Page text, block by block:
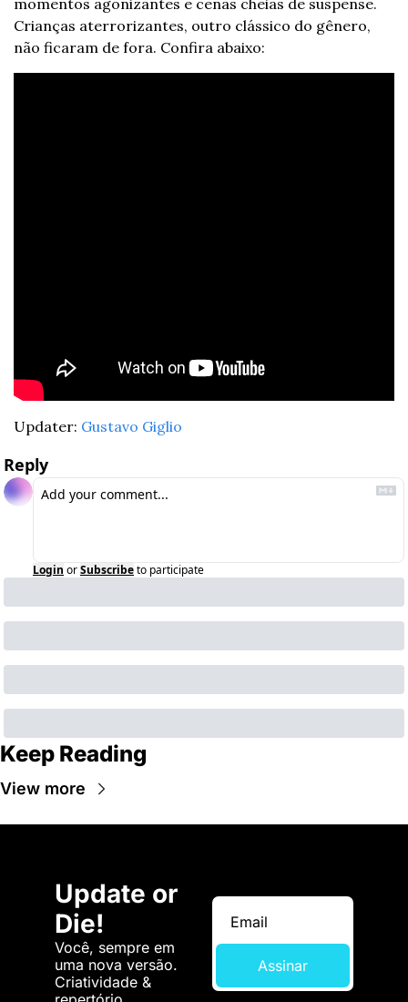
momentos agonizantes e cenas cheias de suspense.
Crianças aterrorizantes, outro clássico do gênero,
não ficaram de fora. Confira abaixo:
Updater: Gustavo Giglio
Reply
Login orSubscribeto participate
Keep Reading
View more
Update or
Die!
Você, sempre em
uma nova versão.
Criatividade &
Assinar